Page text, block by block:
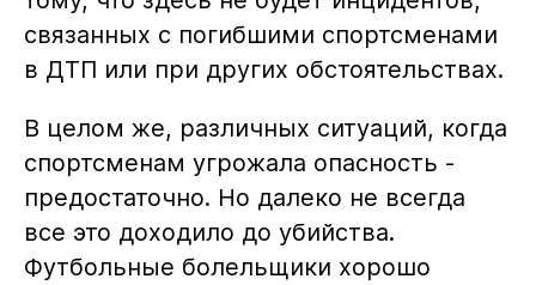
связанных с погибшими спортсменами
в ДТП или при других обстоятельствах.
В целом же, различных ситуаций, когда
спортсменам угрожала опасность -
предостаточно. Но далеко не всегда
все это доходило до убийства.
Футбольные болельщики хорошо